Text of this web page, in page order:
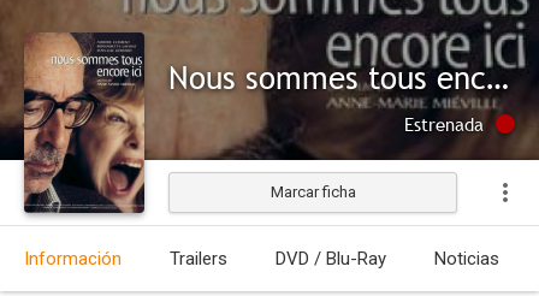
Nous sommes tous encore ici
Estrenada
Marcar ficha
Información Trailers DVD / Blu-Ray Noticias